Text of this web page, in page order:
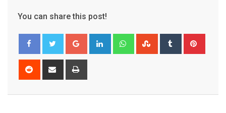
You can share this post!
Google+ LinkedIn WhatsappStumbleUpon
Tumblr
Reddit
Share